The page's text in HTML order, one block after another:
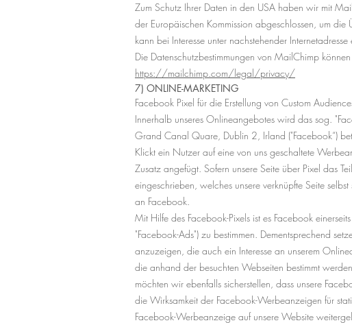
Zum Schutz Ihrer Daten in den USA haben wir mit
der Europäischen Kommission abgeschlossen, um
kann bei Interesse unter nachstehender
Die Datenschutzbestimmungen von MailChimp
https://mailchimp.com/legal/privacy/
7) ONLINE-MARKETING
Facebook Pixel für die Erstellung von Custom
Innerhalb unseres Onlineangebotes wird das sog.
Grand Canal Quare, Dublin 2, Irland ("Facebook“)
Klickt ein Nutzer auf eine von uns geschaltete
Zusatz angefügt. Sofern unsere Seite über Pixel das
eingeschrieben, welches unsere verknüpfte Seite
an Facebook.
Mit Hilfe des Facebook-Pixels ist es Facebook
"Facebook-Ads") zu bestimmen. Dementsprechend
anzuzeigen, die auch ein Interesse an unserem
die anhand der besuchten Webseiten bestimmt
möchten wir ebenfalls sicherstellen, dass unsere
die Wirksamkeit der Facebook-Werbeanzeigen für
Facebook-Werbeanzeige auf unsere Website